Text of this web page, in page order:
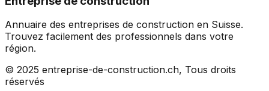
Annuaire des entreprises de construction en Suisse.
Trouvez facilement des professionnels dans votre
région.
© 2025 entreprise-de-construction.ch, Tous droits
réservés